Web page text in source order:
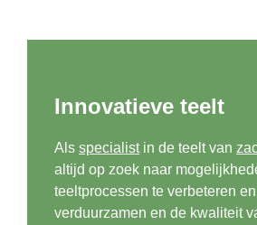
Innovatieve teelt
Als specialistin de teelt van
altijd op zoek naar
teeltprocessen te verbeteren en
verduurzamen en de kwaliteit